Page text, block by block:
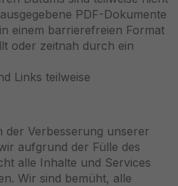
PDF-Dokumente
einem barrierefreien Format
oder zeitnah durch ein
Links teilweise
der Verbesserung unserer
aufgrund der Fülle des
alle Inhalte und Services
Wir sind bemüht, alle